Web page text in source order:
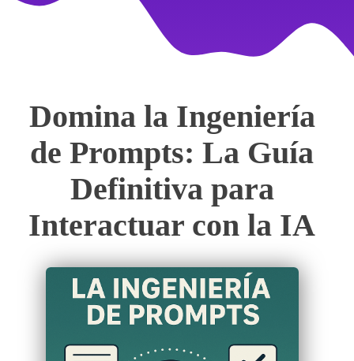
Domina la Ingeniería
de Prompts: La Guía
Definitiva para
Interactuar con la IA